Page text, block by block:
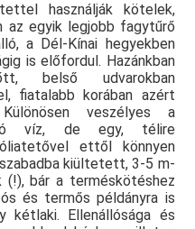
használják kötelek,
az egyik legjobb fagytűrő
a Dél-Kínai hegyekben
is előfordul. Hazánkban
belső udvarokban
fiatalabb korában azért
veszélyes a
víz, de egy, télire
ettől könnyen
kiültetett, 3-5 m-
(!), bár a terméskötéshez
és termős példányra is
kétlaki. Ellenállósága és